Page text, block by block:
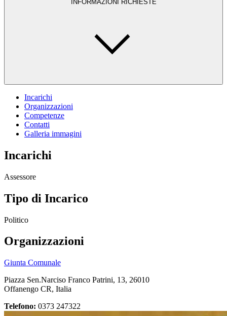
INFORMAZIONI RICHIESTE
Incarichi
Organizzazioni
Competenze
Contatti
Galleria immagini
Incarichi
Assessore
Tipo di Incarico
Politico
Organizzazioni
Giunta Comunale
Piazza Sen.Narciso Franco Patrini, 13, 26010
Offanengo CR, Italia
Telefono: 0373 247322